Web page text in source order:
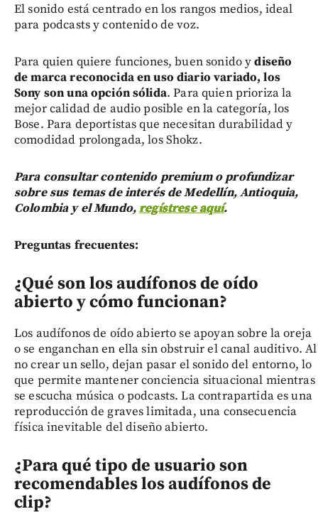
El sonido está centrado en los rangos medios, ideal
para podcasts y contenido de voz.
Para quien quiere funciones, buen sonido ydiseño
de marca reconocida en uso diario variado, los
Sony son una opción sólida. Para quien prioriza la
mejor calidad de audio posible en la categoría, los
Bose. Para deportistas que necesitan durabilidad y
comodidad prolongada, los Shokz.
Para consultar contenido premium o profundizar
sobre sus temas de interés de Medellín, Antioquia,
Colombia y el Mundo,regístrese aquí.
Preguntas frecuentes:
¿Qué son los audífonos de oído
abierto y cómo funcionan?
Los audífonos de oído abierto se apoyan sobre la oreja
o se enganchan en ella sin obstruir el canal auditivo. Al
no crear un sello, dejan pasar el sonido del entorno, lo
que permite mantener conciencia situacional mientras
se escucha música o podcasts. La contrapartida es una
reproducción de graves limitada, una consecuencia
física inevitable del diseño abierto.
¿Para qué tipo de usuario son
recomendables los audífonos de
clip?